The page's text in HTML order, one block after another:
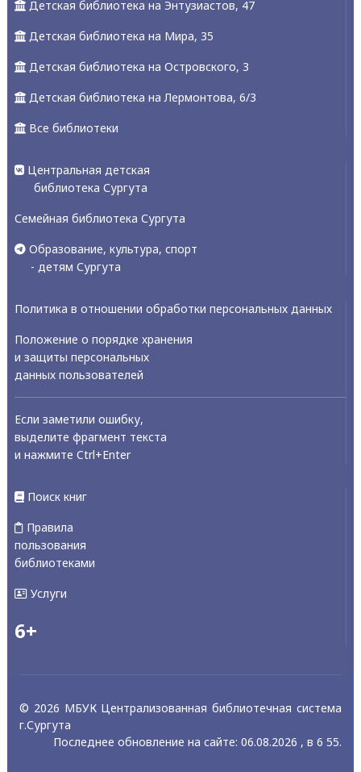
Детская библиотека на Энтузиастов, 47
Детская библиотека на Мира, 35
Детская библиотека на Островского, 3
Детская библиотека на Лермонтова, 6/3
Все библиотеки
Центральная детская
библиотека Сургута
Семейная библиотека Сургута
Образование, культура, спорт
- детям Сургута
Политика в отношении обработки персональных данных
Положение о порядке хранения
и защиты персональных
данных пользователей
Если заметили ошибку,
выделите фрагмент текста
и нажмите Ctrl+Enter
Поиск книг
Правила
пользования
библиотеками
Услуги
6+
© 2026 МБУК Централизованная библиотечная система
г.Сургута
Последнее обновление на сайте: 06.08.2026 , в 6 55.